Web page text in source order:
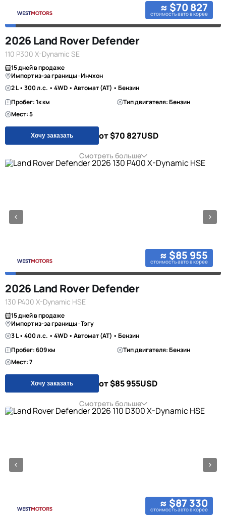
≈ $70 827
стоимость авто в корее
2026 Land Rover Defender
110 P300 X-Dynamic SE
15 дней в продаже
Импорт из-за границы · Инчхон
2 L • 300 л.с. • 4WD • Автомат (AT) • Бензин
Пробег: 1к км
Тип двигателя: Бензин
Мест: 5
Хочу заказать от $70 827USD
Смотреть больше
≈ $85 955
стоимость авто в корее
2026 Land Rover Defender
130 P400 X-Dynamic HSE
15 дней в продаже
Импорт из-за границы · Тэгу
3 L • 400 л.с. • 4WD • Автомат (AT) • Бензин
Пробег: 609 км
Тип двигателя: Бензин
Мест: 7
Хочу заказать от $85 955USD
Смотреть больше
≈ $87 330
стоимость авто в корее